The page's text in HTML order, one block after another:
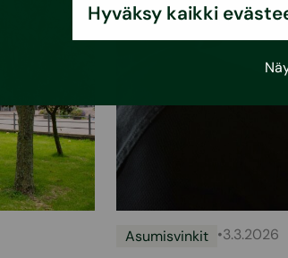
Hyväksy kaikki
Asumisvinkit •3.3.2026